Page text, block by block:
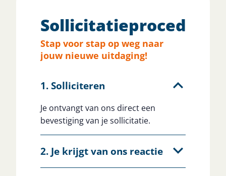
Sollicitatieprocedure
Stap voor stap op weg naar
jouw nieuwe uitdaging!
1. Solliciteren
Je ontvangt van ons direct een
bevestiging van je sollicitatie.
2. Je krijgt van ons reactie